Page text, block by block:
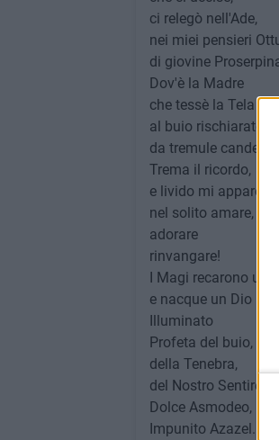
ci relegò nell'Ade,
nei miei pensieri
di giovine
Dov'è la Madre
che tessè la Tela
al buio rischiarato
da tremule candele?
Trema il ricordo,
e livido mi appare,
nel solito amare,
adorare
rinvangare!
I Magi recarono
e nacque un Dio
Illuminato
Profeta del buio,
della Tenebra,
del Nostro Sentire,
Dolce Asmodeo,
Impunito Azazel.